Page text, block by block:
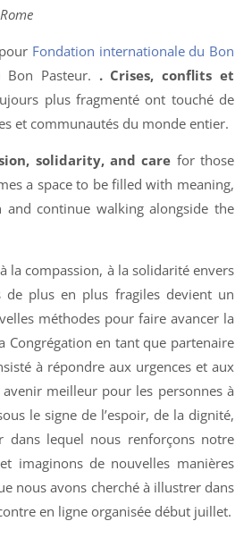
Fondation internationale du Bon
Pasteur. . Crises, conflits et
plus fragmenté ont touché de
et communautés du monde entier.
solidarity, and care for those
a space to be filled with meaning,
continue walking alongside the
la compassion, à la solidarité envers
de plus en plus fragiles devient un
méthodes pour faire avancer la
Congrégation en tant que partenaire
à répondre aux urgences et aux
meilleur pour les personnes à
le signe de l’espoir, de la dignité,
lequel nous renforçons notre
imaginons de nouvelles manières
nous avons cherché à illustrer dans
en ligne organisée début juillet.